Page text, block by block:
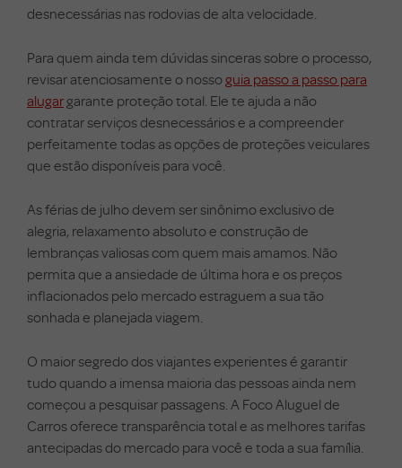
desnecessárias nas rodovias de alta velocidade.
Para quem ainda tem dúvidas sinceras sobre o processo,
revisar atenciosamente o nossoguia passo a passo para
alugar garante proteção total. Ele te ajuda a não
contratar serviços desnecessários e a compreender
perfeitamente todas as opções de proteções veiculares
que estão disponíveis para você.
As férias de julho devem ser sinônimo exclusivo de
alegria, relaxamento absoluto e construção de
lembranças valiosas com quem mais amamos. Não
permita que a ansiedade de última hora e os preços
inflacionados pelo mercado estraguem a sua tão
sonhada e planejada viagem.
O maior segredo dos viajantes experientes é garantir
tudo quando a imensa maioria das pessoas ainda nem
começou a pesquisar passagens. A Foco Aluguel de
Carros oferece transparência total e as melhores tarifas
antecipadas do mercado para você e toda a sua família.